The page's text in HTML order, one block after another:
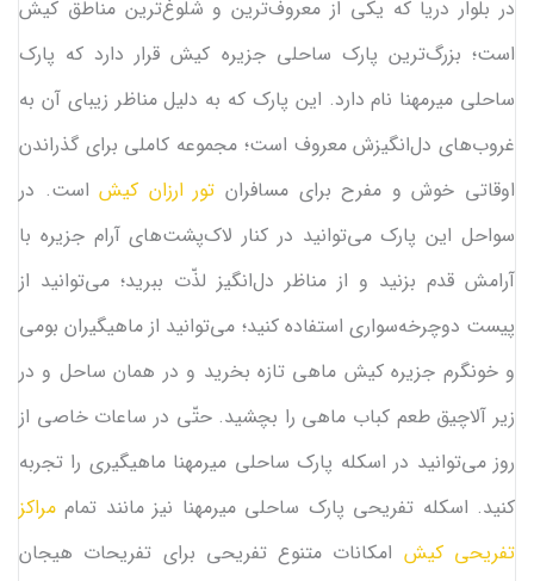
در بلوار دریا که یکی از معروف‌ترین و شلوغ‌ترین مناطق کیش
است؛ بزرگ‌ترین پارک ساحلی جزیره کیش قرار دارد که پارک
ساحلی میرمهنا نام دارد. این پارک که به دلیل مناظر زیبای آن به
غروب‌های دل‌انگیزش معروف است؛ مجموعه کاملی برای گذراندن
اوقاتی خوش و مفرح برای مسافران تور ارزان کیشاست. در
سواحل این پارک می‌توانید در کنار لاک‌پشت‌های آرام جزیره با
آرامش قدم بزنید و از مناظر دل‌انگیز لذّت ببرید؛ می‌توانید از
پیست دوچرخه‌سواری استفاده کنید؛ می‌توانید از ماهیگیران بومی
و خونگرم جزیره کیش ماهی تازه بخرید و در همان ساحل و در
زیر آلاچیق طعم کباب ماهی را بچشید. حتّی در ساعات خاصی از
روز می‌توانید در اسکله پارک ساحلی میرمهنا ماهیگیری را تجربه
کنید. اسکله تفریحی پارک ساحلی میرمهنا نیز مانند تمام مراکز
تفریحی کیش امکانات متنوع تفریحی برای تفریحات هیجان